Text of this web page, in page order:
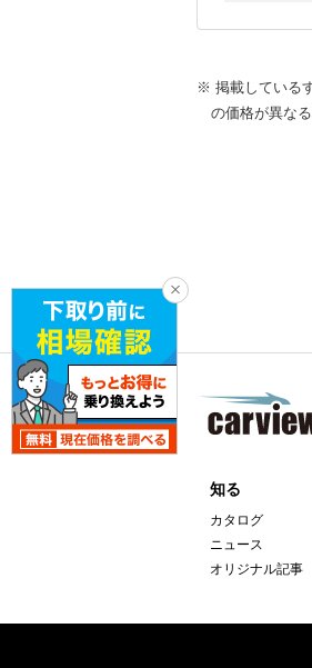
※ 掲載している
の価格が異な
知る
カタログ
ニュース
オリジナル記事